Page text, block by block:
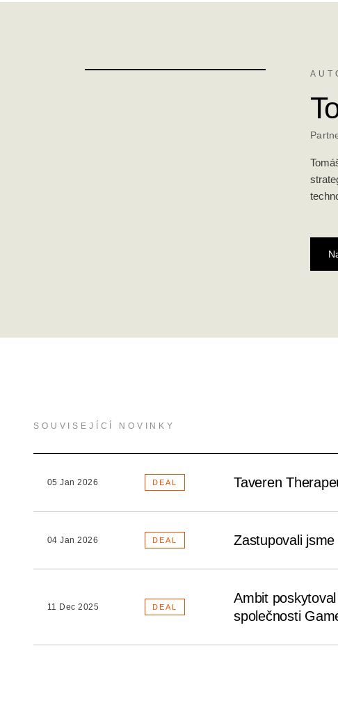
SOUVISEJÍCÍ NOVINKY
05 Jan 2026 DEAL Taveren
04 Jan 2026 DEAL Zastupovali
11 Dec 2025 DEAL
Ambit
společnosti